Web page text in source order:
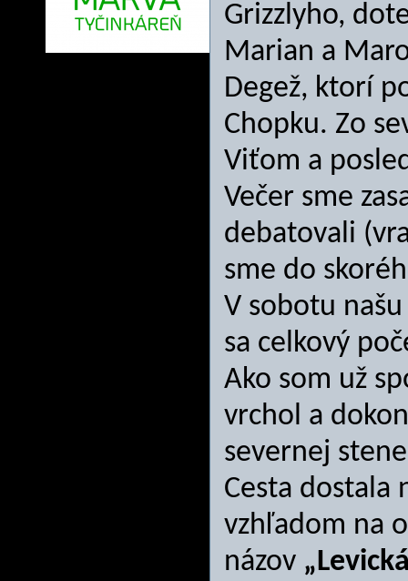
Grizzlyho,
Marian a
Degež, ktorí
Chopku. Zo
Viťom a
Večer sme
debatovali
sme do
V sobotu
sa celkový
Ako som už
vrchol a
severnej
Cesta dostala
vzhľadom na
názov